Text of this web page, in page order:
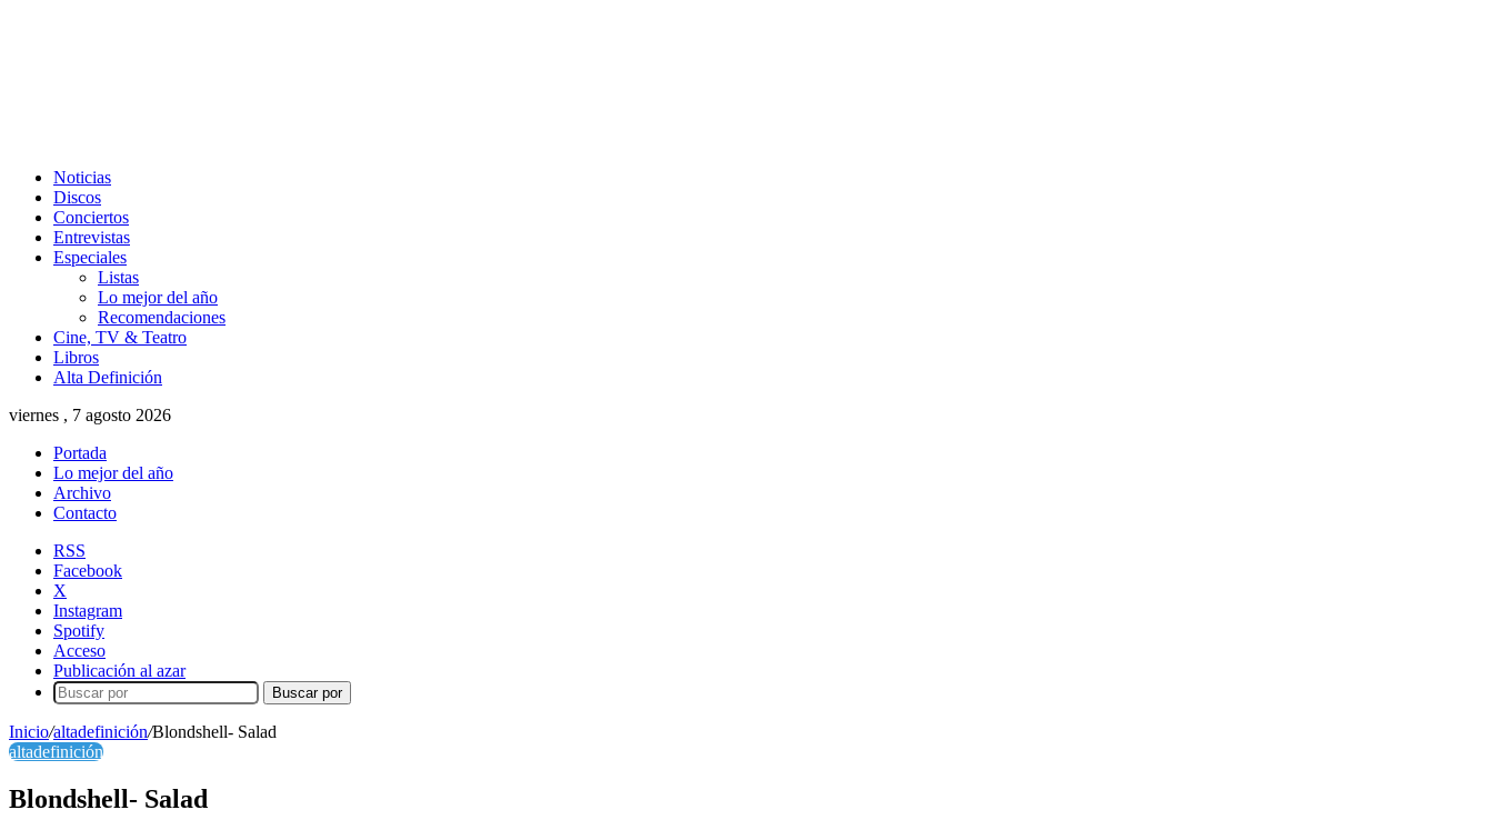
Noticias
Discos
Conciertos
Entrevistas
Especiales
Listas
Lo mejor del año
Recomendaciones
Cine, TV & Teatro
Libros
Alta Definición
viernes , 7 agosto 2026
Portada
Lo mejor del año
Archivo
Contacto
RSS
Facebook
X
Instagram
Spotify
Acceso
Publicación al azar
Buscar por
Inicio/altadefinición/Blondshell- Salad
altadefinición
Blondshell- Salad